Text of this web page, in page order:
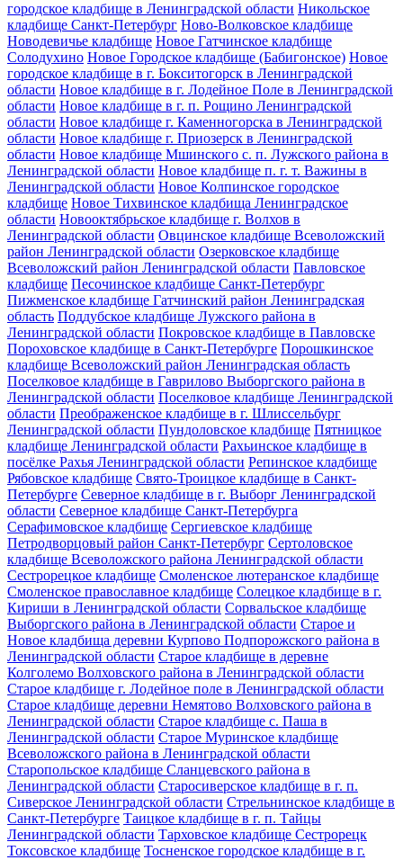
городское кладбище в Ленинградской области Никольское
кладбище Санкт-Петербург Ново-Волковское кладбище
Новодевичье кладбище Новое Гатчинское кладбище
Солодухино Новое Городское кладбище (Бабигонское) Новое
городское кладбище в г. Бокситогорск в Ленинградской
области Новое кладбище в г. Лодейное Поле в Ленинградской
области Новое кладбище в г. п. Рощино Ленинградской
области Новое кладбище г. Каменногорска в Ленинградской
области Новое кладбище г. Приозерск в Ленинградской
области Новое кладбище Мшинского с. п. Лужского района в
Ленинградской области Новое кладбище п. г. т. Важины в
Ленинградской области Новое Колпинское городское
кладбище Новое Тихвинское кладбища Ленинградское
области Новооктябрьское кладбище г. Волхов в
Ленинградской области Овцинское кладбище Всеволожский
район Ленинградской области Озерковское кладбище
Всеволожский район Ленинградской области Павловское
кладбище Песочинское кладбище Санкт-Петербург
Пижменское кладбище Гатчинский район Ленинградская
область Поддубское кладбище Лужского района в
Ленинградской области Покровское кладбище в Павловске
Пороховское кладбище в Санкт-Петербурге Порошкинское
кладбище Всеволожский район Ленинградская область
Поселковое кладбище в Гаврилово Выборгского района в
Ленинградской области Поселковое кладбище Ленинградской
области Преображенское кладбище в г. Шлиссельбург
Ленинградской области Пундоловское кладбище Пятницкое
кладбище Ленинградской области Рахьинское кладбище в
посёлке Рахья Ленинградской области Репинское кладбище
Рябовское кладбище Свято-Троицкое кладбище в Санкт-
Петербурге Северное кладбище в г. Выборг Ленинградской
области Северное кладбище Санкт-Петербурга
Серафимовское кладбище Сергиевское кладбище
Петродворцовый район Санкт-Петербург Сертоловское
кладбище Всеволожского района Ленинградской области
Сестрорецкое кладбище Смоленское лютеранское кладбище
Смоленское православное кладбище Солецкое кладбище в г.
Кириши в Ленинградской области Сорвальское кладбище
Выборгского района в Ленинградской области Старое и
Новое кладбища деревни Курпово Подпорожского района в
Ленинградской области Старое кладбище в деревне
Колголемо Волховского района в Ленинградской области
Старое кладбище г. Лодейное поле в Ленинградской области
Старое кладбище деревни Немятово Волховского района в
Ленинградской области Старое кладбище с. Паша в
Ленинградской области Старое Муринское кладбище
Всеволожского района в Ленинградской области
Старопольское кладбище Сланцевского района в
Ленинградской области Старосиверское кладбище в г. п.
Сиверское Ленинградской области Стрельнинское кладбище в
Санкт-Петербурге Таицкое кладбище в г. п. Тайцы
Ленинградской области Тарховское кладбище Сестрорецк
Токсовское кладбище Тосненское городское кладбище в г.